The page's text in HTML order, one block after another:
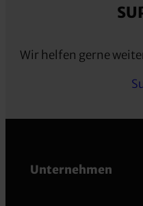
Wir helfen gerne
Unternehmen